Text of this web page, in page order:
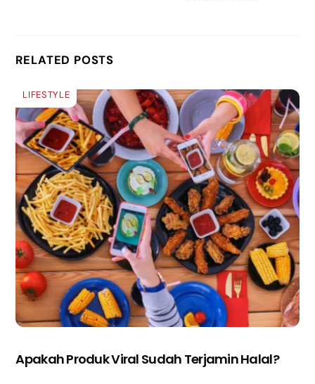
RELATED POSTS
LIFESTYLE
Apakah Produk Viral Sudah Terjamin Halal?